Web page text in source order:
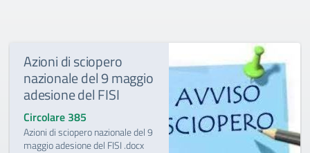
Azioni di sciopero
nazionale del 9 maggio
adesione del FISI
Circolare 385
Azioni di sciopero nazionale del 9
maggio adesione del FISI .docx